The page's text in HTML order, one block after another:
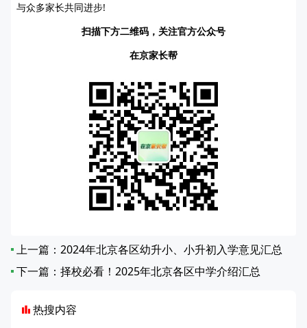
与众多家长共同进步!
扫描下方二维码，关注官方公众号
在京家长帮
上一篇： 2024年北京各区幼升小、小升初入学意见汇总
下一篇： 择校必看！2025年北京各区中学介绍汇总
热搜内容